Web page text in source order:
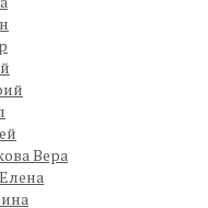
Вера